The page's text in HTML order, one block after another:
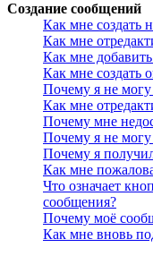
Создание сообщений
Как мне создать
Как мне
Как мне
Как мне создать
Почему я не могу
Как мне
Почему мне
Почему я не могу
Почему я
Как мне
Что означает
сообщения?
Почему моё
Как мне вновь